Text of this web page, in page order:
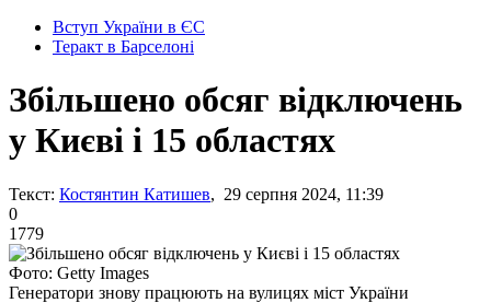
Вступ України в ЄС
Теракт в Барселоні
Збільшено обсяг відключень
у Києві і 15 областях
Текст: Костянтин Катишев, 29 серпня 2024, 11:39
0
1779
Фото: Getty Images
Генератори знову працюють на вулицях міст України